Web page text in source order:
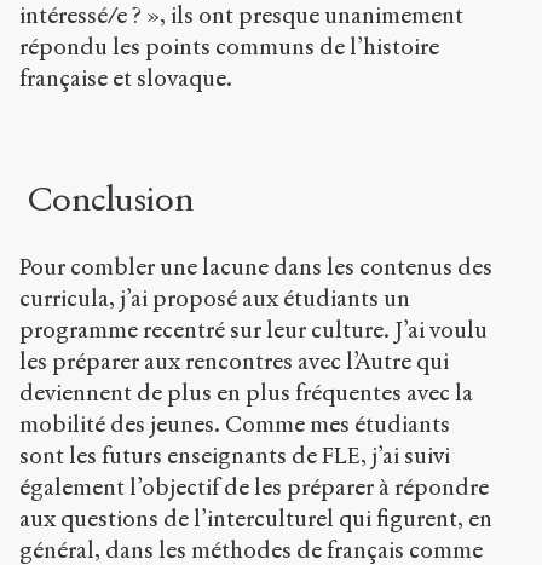
intéressé/e ? », ils ont presque unanimement
répondu les points communs de l’histoire
française et slovaque.
Conclusion
Pour combler une lacune dans les contenus des
curricula, j’ai proposé aux étudiants un
programme recentré sur leur culture. J’ai voulu
les préparer aux rencontres avec l’Autre qui
deviennent de plus en plus fréquentes avec la
mobilité des jeunes. Comme mes étudiants
sont les futurs enseignants de FLE, j’ai suivi
également l’objectif de les préparer à répondre
aux questions de l’interculturel qui figurent, en
général, dans les méthodes de français comme